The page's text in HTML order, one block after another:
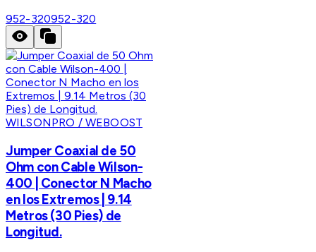
952-320952-320
WILSONPRO / WEBOOST
Jumper Coaxial de 50
Ohm con Cable Wilson-
400 | Conector N Macho
en los Extremos | 9.14
Metros (30 Pies) de
Longitud.